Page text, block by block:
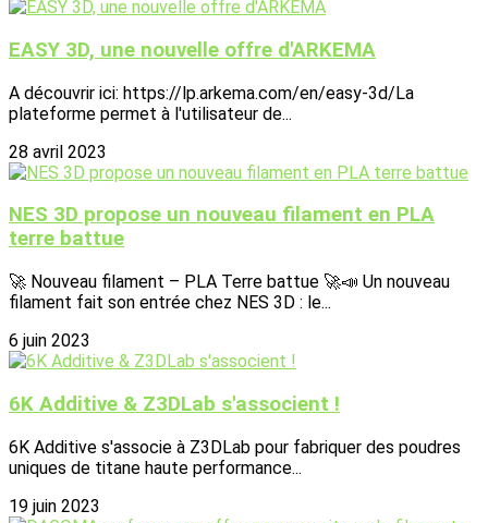
EASY 3D, une nouvelle offre d'ARKEMA
A découvrir ici: https://lp.arkema.com/en/easy-3d/La
plateforme permet à l'utilisateur de...
28 avril 2023
NES 3D propose un nouveau filament en PLA
terre battue
🚀 Nouveau filament – PLA Terre battue 🚀📣 Un nouveau
filament fait son entrée chez NES 3D : le...
6 juin 2023
6K Additive & Z3DLab s'associent !
6K Additive s'associe à Z3DLab pour fabriquer des poudres
uniques de titane haute performance...
19 juin 2023